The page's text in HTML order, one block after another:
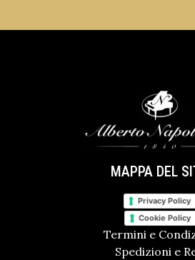
MAPPA DEL
Privacy Policy
Cookie Policy
Termini e
Spedizioni e